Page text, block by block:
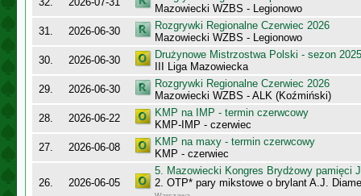
Mazowiecki WZBS - Legionowo
31.
2026-06-30
Rozgrywki Regionalne Czerwiec 2026
Mazowiecki WZBS - Legionowo
30.
2026-06-30
Drużynowe Mistrzostwa Polski - sezon
III Liga Mazowiecka
29.
2026-06-30
Rozgrywki Regionalne Czerwiec 2026
Mazowiecki WZBS - ALK (Koźmiński)
28.
2026-06-22
KMP na IMP - termin czerwcowy
KMP-IMP - czerwiec
27.
2026-06-08
KMP na maxy - termin czerwcowy
KMP - czerwiec
26. 2026-06-05
5. Mazowiecki Kongres Brydżowy pamięci
2. OTP* pary mikstowe o brylant A.J.